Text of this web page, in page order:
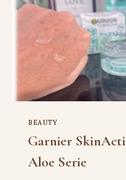
BEAUTY
Garnier
Aloe Serie